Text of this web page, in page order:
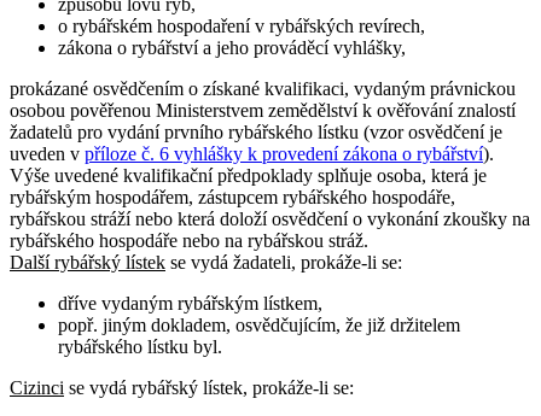
o rybářském hospodaření v rybářských revírech,
zákona o rybářství a jeho prováděcí vyhlášky,
prokázané osvědčením o získané kvalifikaci, vydaným právnickou
osobou pověřenou Ministerstvem zemědělství k ověřování znalostí
žadatelů pro vydání prvního rybářského lístku (vzor osvědčení je
uveden v příloze č. 6 vyhlášky k provedení zákona o rybářství).
Výše uvedené kvalifikační předpoklady splňuje osoba, která je
rybářským hospodářem, zástupcem rybářského hospodáře,
rybářskou stráží nebo která doloží osvědčení o vykonání zkoušky na
rybářského hospodáře nebo na rybářskou stráž.
Další rybářský lístek se vydá žadateli, prokáže-li se:
dříve vydaným rybářským lístkem,
popř. jiným dokladem, osvědčujícím, že již držitelem
rybářského lístku byl.
Cizinci se vydá rybářský lístek, prokáže-li se: